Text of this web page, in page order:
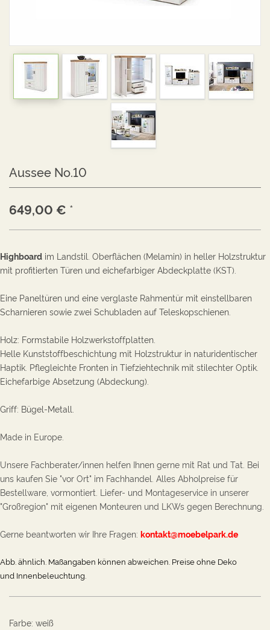
Aussee No.10
649,00 € *
Highboard im Landstil. Oberflächen (Melamin) in heller Holzstruktur
mit profitierten Türen und eichefarbiger Abdeckplatte (KST).
Eine Paneltüren und eine verglaste Rahmentür mit einstellbaren
Scharnieren sowie zwei Schubladen auf Teleskopschienen.
Holz: Formstabile Holzwerkstoffplatten.
Helle Kunststoffbeschichtung mit Holzstruktur in naturidentischer
Haptik. Pflegleichte Fronten in Tiefziehtechnik mit stilechter Optik.
Eichefarbige Absetzung (Abdeckung).
Griff: Bügel-Metall.
Made in Europe.
Unsere Fachberater/innen helfen Ihnen gerne mit Rat und Tat. Bei
uns kaufen Sie "vor Ort" im Fachhandel. Alles Abholpreise für
Bestellware, vormontiert. Liefer- und Montageservice in unserer
"Großregion" mit eigenen Monteuren und LKWs gegen Berechnung.
Gerne beantworten wir Ihre Fragen: kontakt@moebelpark.de
Abb. ähnlich. Maßangaben können abweichen. Preise ohne Deko
und Innenbeleuchtung.
Farbe: weiß